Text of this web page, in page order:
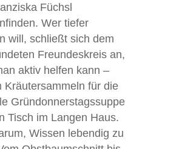
Füchsl
Wer tiefer
will, schließt sich dem
Freundeskreis an,
aktiv helfen kann –
Kräutersammeln für die
Gründonnerstagssuppe
Tisch im Langen Haus.
Wissen lebendig zu